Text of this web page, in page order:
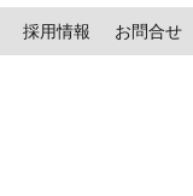
採用情報 お問合せ